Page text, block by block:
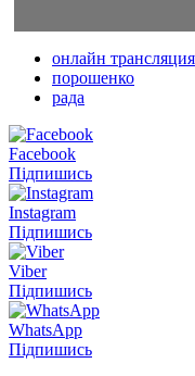
онлайн трансляция
порошенко
рада
Facebook
Підпишись
Instagram
Підпишись
Viber
Підпишись
WhatsApp
Підпишись